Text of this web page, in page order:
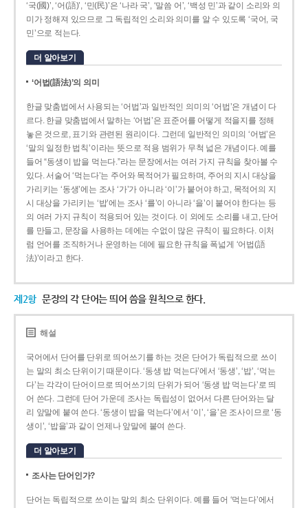
‘국(國)’, ‘어(語)’, ‘민(民)’은 ‘나라 국’, ‘말씀 어’, ‘백성 민’과 같이 소리와 의
미가 정해져 있으므로 그 독립적인 소리와 의미를 알 수 있도록 ‘국어, 국
민’으로 적는다.
더 알아보기
‘어법(語法)’의 의미
한글 맞춤법에서 사용되는 ‘어법’과 일반적인 의미의 ‘어법’은 개념이 다
르다. 한글 맞춤법에서 말하는 ‘어법’은 표준어를 어떻게 적을지를 정해
놓은 것으로, 표기와 관련된 원리이다. 그런데 일반적인 의미의 ‘어법’은
‘말의 일정한 법칙’이라는 뜻으로 적용 범위가 무척 넓은 개념이다. 예를
들어 “동생이 밥을 먹는다.”라는 문장에서는 여러 가지 규칙을 찾아볼 수
있다. 서술어 ‘먹는다’는 주어와 목적어가 필요하며, 주어의 지시 대상을
가리키는 ‘동생’에는 조사 ‘가’가 아니라 ‘이’가 붙어야 하고, 목적어의 지
시 대상을 가리키는 ‘밥’에는 조사 ‘를’이 아니라 ‘을’이 붙어야 한다는 등
의 여러 가지 규칙이 적용되어 있는 것이다. 이 외에도 소리를 내고, 단어
를 만들고, 문장을 사용하는 데에는 수없이 많은 규칙이 필요하다. 이처
럼 언어를 조직하거나 운영하는 데에 필요한 규칙을 폭넓게 ‘어법(語
法)’이라고 한다.
제2항 문장의 각 단어는 띄어 씀을 원칙으로 한다.
해설
국어에서 단어를 단위로 띄어쓰기를 하는 것은 단어가 독립적으로 쓰이
는 말의 최소 단위이기 때문이다. ‘동생 밥 먹는다’에서 ‘동생’, ‘밥’, ‘먹는
다’는 각각이 단어이므로 띄어쓰기의 단위가 되어 ‘동생 밥 먹는다’로 띄
어 쓴다. 그런데 단어 가운데 조사는 독립성이 없어서 다른 단어와는 달
리 앞말에 붙여 쓴다. ‘동생이 밥을 먹는다’에서 ‘이’, ‘을’은 조사이므로 ‘동
생이’, ‘밥을’과 같이 언제나 앞말에 붙여 쓴다.
더 알아보기
조사는 단어인가?
단어는 독립적으로 쓰이는 말의 최소 단위이다. 예를 들어 ‘먹는다’에서